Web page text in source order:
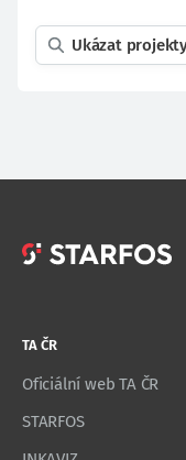
Ukázat
TA ČR
Oficiální web TA ČR
STARFOS